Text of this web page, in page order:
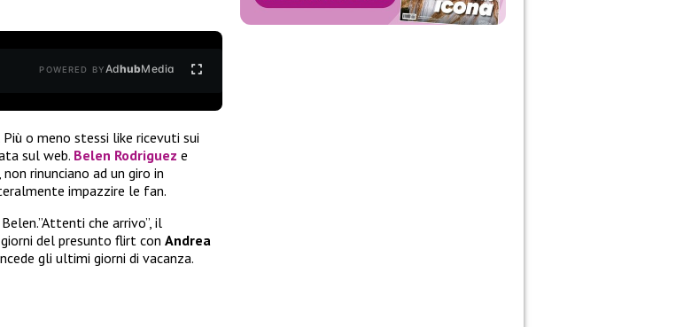
POWERED BYAdhubMedia
o meno stessi like ricevuti sui
sul web. Belen Rodriguez e
rinunciano ad un giro in
impazzire le fan.
che arrivo”, il
del presunto flirt con Andrea
gli ultimi giorni di vacanza.